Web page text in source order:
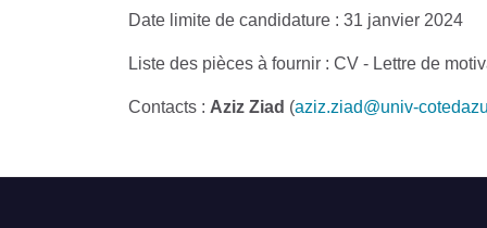
Date limite de candidature : 31 janvier 2024
Liste des pièces à fournir : CV - Lettre de
Contacts : Aziz Ziad (aziz.ziad@univ-